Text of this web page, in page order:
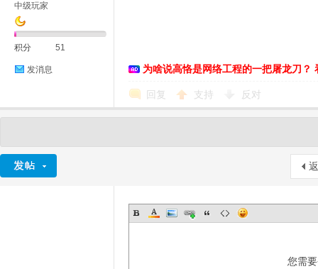
中级玩家
积分 51
发消息 为啥说高恪是网络工程的一把屠龙刀？
回复 支持 反对
您需